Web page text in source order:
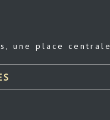
une place centrale